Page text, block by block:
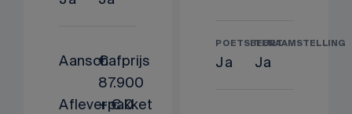
Aanschafprijs
€
87.900
Afleverpakket
+ € 0
POETSBEURT
Ja
TENAAMSTELLING
Ja